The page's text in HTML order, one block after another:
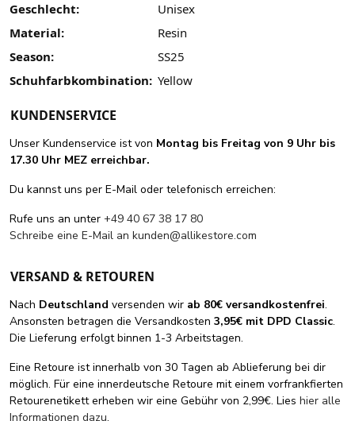
Geschlecht:
Unisex
Material:
Resin
Season:
SS25
Schuhfarbkombination: Yellow
KUNDENSERVICE
Unser Kundenservice ist von Montag bis Freitag von 9 Uhr bis
17.30 Uhr MEZ erreichbar.
Du kannst uns per E-Mail oder telefonisch erreichen:
Rufe uns an unter +49 40 67 38 17 80
Schreibe eine E-Mail an kunden@allikestore.com
VERSAND & RETOUREN
Nach Deutschland versenden wir ab 80€ versandkostenfrei.
Ansonsten betragen die Versandkosten 3,95€ mit DPD Classic.
Die Lieferung erfolgt binnen 1-3 Arbeitstagen.
Eine Retoure ist innerhalb von 30 Tagen ab Ablieferung bei dir
möglich. Für eine innerdeutsche Retoure mit einem vorfrankfierten
Retourenetikett erheben wir eine Gebühr von 2,99€. Lies hier alle
Informationen dazu.